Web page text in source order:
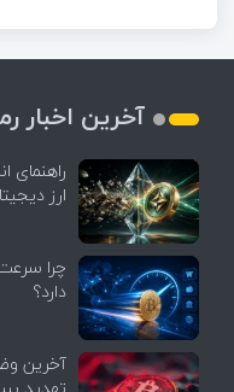
آخرین اخبار
راهنمای
ارز
چرا
دارد؟
آخرین